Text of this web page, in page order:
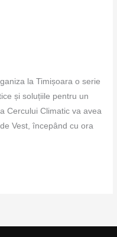
la Timișoara o serie
și soluțiile pentru un
Cercului Climatic va avea
Vest, începând cu ora